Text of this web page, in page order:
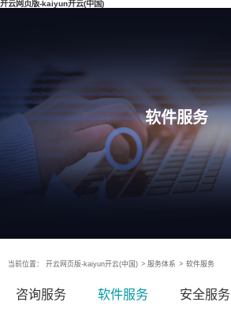
开云网页版-kaiyun开云(中国)
软件服务
当前位置： 开云网页版-kaiyun开云(中国) > 服务体系 > 软件服务
咨询服务 软件服务 安全服务